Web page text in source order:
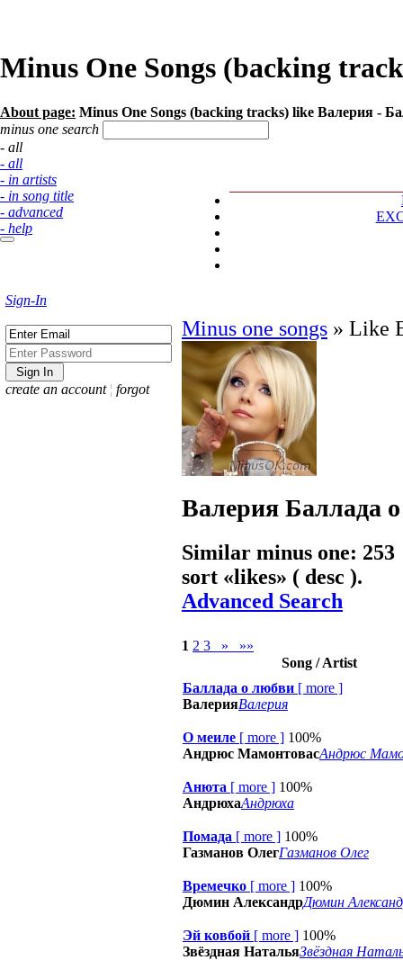
Minus One Songs (backing
About page: Minus One Songs (backing tracks) like Валерия -
minus one search
- all
- all
- in artists
- in song title
- advanced
- help
Sign-In
create an account ¦ forgot
Minus one songs » Like
Валерия Баллада
Similar minus one: 253
sort «likes» ( desc ).
Advanced Search
1 2 3 »
»»
Song / Artist
Баллада о любви [ more ]
ВалерияВалерия
О меиле [ more ] 100%
Андрюс МамонтовасАндрюс
Анюта [ more ] 100%
АндрюхаАндрюха
Помада [ more ] 100%
Газманов ОлегГазманов Олег
Времечко [ more ] 100%
Дюмин АлександрДюмин
Эй ковбой [ more ] 100%
Звёздная НатальяЗвёздная